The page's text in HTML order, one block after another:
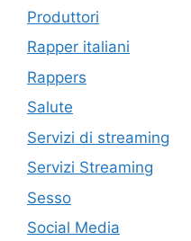
Produttori
Rapper italiani
Rappers
Salute
Servizi di streaming
Servizi Streaming
Sesso
Social Media